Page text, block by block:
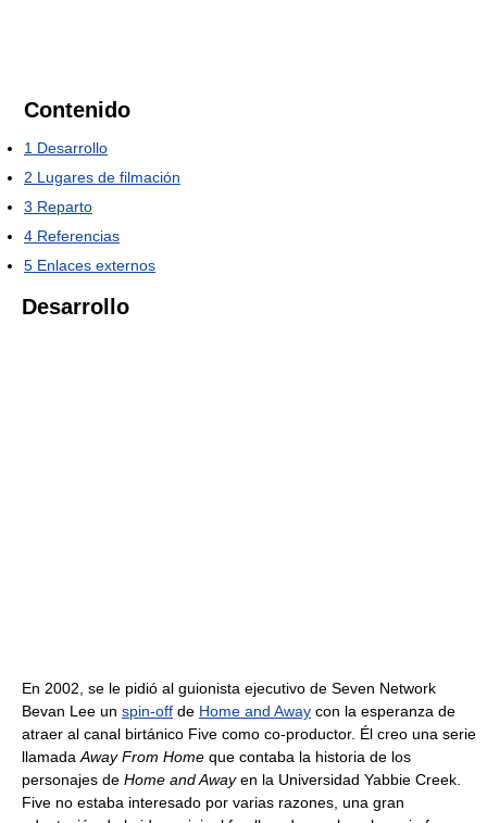
Contenido
1 Desarrollo
2 Lugares de filmación
3 Reparto
4 Referencias
5 Enlaces externos
Desarrollo
En 2002, se le pidió al guionista ejecutivo de Seven Network
Bevan Lee un spin-off de Home and Away con la esperanza de
atraer al canal birtánico Five como co-productor. Él creo una serie
llamada Away From Home que contaba la historia de los
personajes de Home and Awayen la Universidad Yabbie Creek.
Five no estaba interesado por varias razones, una gran